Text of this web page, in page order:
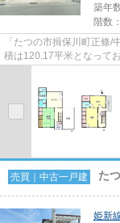
築年
階数
「たつの市揖保川町正條
積は120.17平米となって
売買｜中古一戸建 た
姫新